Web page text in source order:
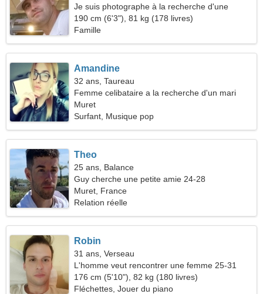
Je suis photographe à la recherche d'une
femme qualifiée
190 cm (6'3"), 81 kg (178 livres)
Famille
Amandine
32 ans, Taureau
Femme celibataire a la recherche d'un mari
Muret
Surfant, Musique pop
Theo
25 ans, Balance
Guy cherche une petite amie 24-28
Muret, France
Relation réelle
Robin
31 ans, Verseau
L'homme veut rencontrer une femme 25-31
176 cm (5'10"), 82 kg (180 livres)
Fléchettes, Jouer du piano